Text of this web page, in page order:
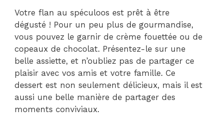
Votre flan au spéculoos est prêt à être
dégusté ! Pour un peu plus de gourmandise,
vous pouvez le garnir de crème fouettée ou de
copeaux de chocolat. Présentez-le sur une
belle assiette, et n’oubliez pas de partager ce
plaisir avec vos amis et votre famille. Ce
dessert est non seulement délicieux, mais il est
aussi une belle manière de partager des
moments conviviaux.